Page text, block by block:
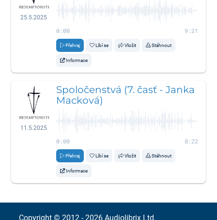
25.5.2025
0:00 9:21
Přehraj Líbí se Vložit Stáhnout
Informace
11.5.2025
Spoločenstvá (7. časť - Janka
Macková)
0:00 8:22
Přehraj Líbí se Vložit Stáhnout
Informace
Copyright © 2012 - 2026 Audiolibrix Ltd.